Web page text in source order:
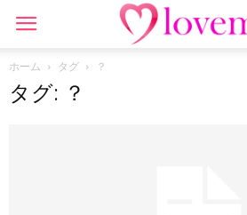
ホーム タグ ？
タグ: ？